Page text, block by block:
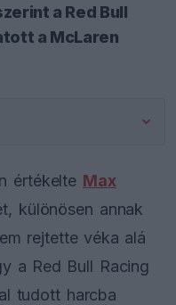
a Red Bull
a McLaren
értékelte Max
különösen annak
rejtette véka alá
a Red Bull Racing
tudott harcba